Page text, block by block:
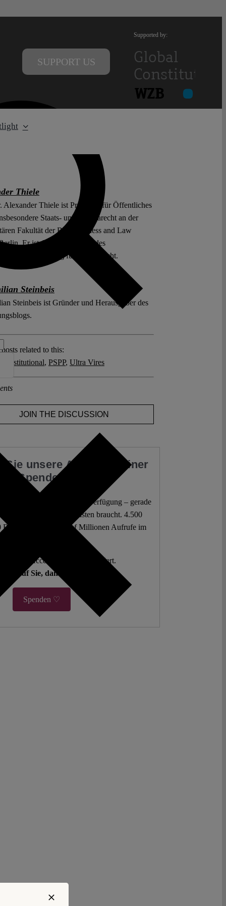
SUPPORT US
Supported by:
Thiele
Alexander Thiele ist Professor für Öffentliches
Staats- und Europarecht an der
Fakultät der BSP Business and Law
Berlin. Er ist Associate Editor des
zuständig für Europarecht.
Steinbeis
Steinbeis ist Gründer und Herausgeber des
related to this:
Constitutional, PSPP, Ultra Vires
JOIN THE DISCUSSION
Sie unsere Arbeit mit einer
Spende
Analysen frei zur Verfügung – gerade
sie am dringendsten braucht. 4.500
Beiträge. Mehr als fünf Millionen Aufrufe im
Open Access. Spendenfinanziert.
auf Sie, damit es so bleibt.
Spenden ♡